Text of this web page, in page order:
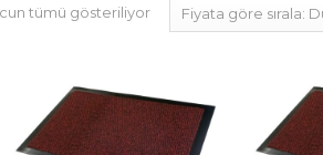
tümü gösteriliyorFiyata
göre
yükseğe